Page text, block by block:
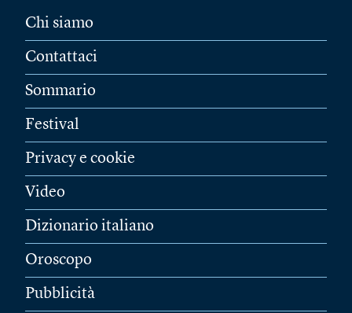
Chi siamo
Contattaci
Sommario
Festival
Privacy e cookie
Video
Dizionario italiano
Oroscopo
Pubblicità